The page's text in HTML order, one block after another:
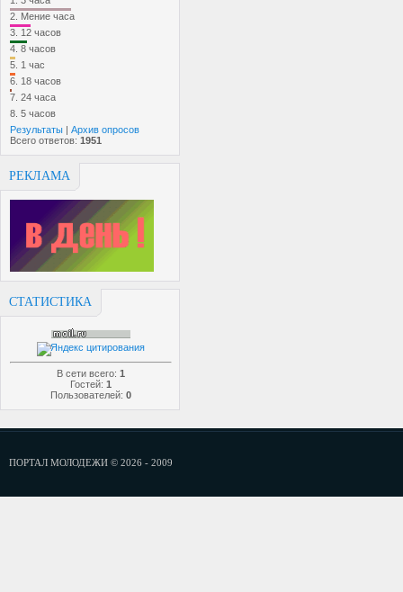
2. Мение часа
3. 12 часов
4. 8 часов
5. 1 час
6. 18 часов
7. 24 часа
8. 5 часов
Результаты | Архив опросов
Всего ответов: 1951
РЕКЛАМА
СТАТИСТИКА
В сети всего: 1
Гостей: 1
Пользователей: 0
ПОРТАЛ МОЛОДЕЖИ © 2026 - 2009